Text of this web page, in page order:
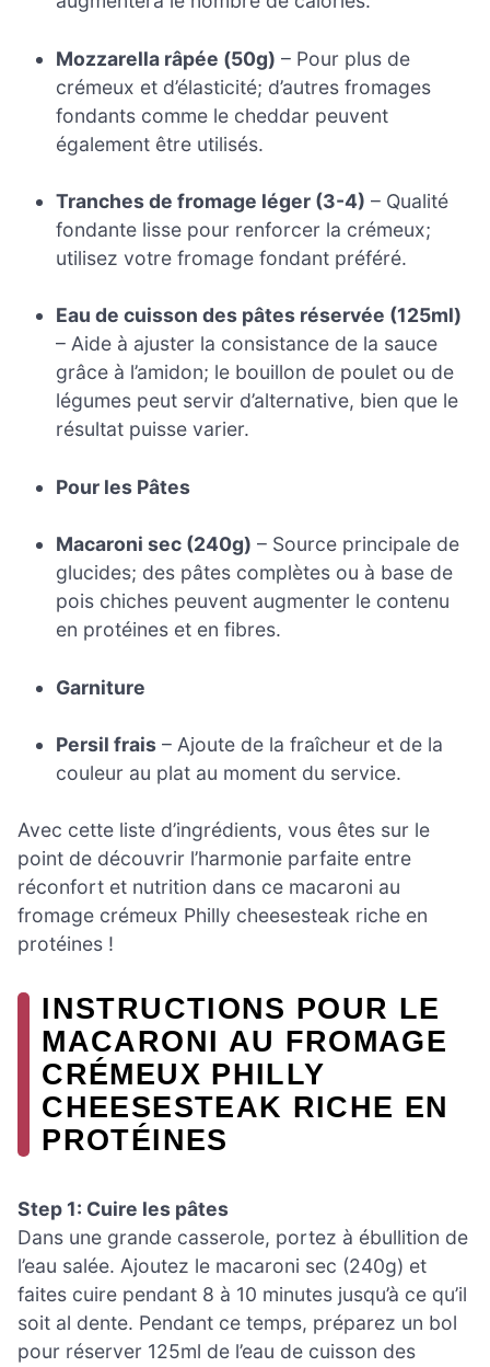
Mozzarella râpée (50g) – Pour plus de
crémeux et d’élasticité; d’autres fromages
fondants comme le cheddar peuvent
également être utilisés.
Tranches de fromage léger (3-4) – Qualité
fondante lisse pour renforcer la crémeux;
utilisez votre fromage fondant préféré.
Eau de cuisson des pâtes réservée (125ml)
– Aide à ajuster la consistance de la sauce
grâce à l’amidon; le bouillon de poulet ou de
légumes peut servir d’alternative, bien que le
résultat puisse varier.
Pour les Pâtes
Macaroni sec (240g) – Source principale de
glucides; des pâtes complètes ou à base de
pois chiches peuvent augmenter le contenu
en protéines et en fibres.
Garniture
Persil frais – Ajoute de la fraîcheur et de la
couleur au plat au moment du service.
Avec cette liste d’ingrédients, vous êtes sur le
point de découvrir l’harmonie parfaite entre
réconfort et nutrition dans ce macaroni au
fromage crémeux Philly cheesesteak riche en
protéines !
INSTRUCTIONS POUR LE
MACARONI AU FROMAGE
CRÉMEUX PHILLY
CHEESESTEAK RICHE EN
PROTÉINES
Step 1: Cuire les pâtes
Dans une grande casserole, portez à ébullition de
l’eau salée. Ajoutez le macaroni sec (240g) et
faites cuire pendant 8 à 10 minutes jusqu’à ce qu’il
soit al dente. Pendant ce temps, préparez un bol
pour réserver 125ml de l’eau de cuisson des